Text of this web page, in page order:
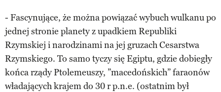
- Fascynujące, że można powiązać wybuch wulkanu po
jednej stronie planety z upadkiem Republiki
Rzymskiej i narodzinami na jej gruzach Cesarstwa
Rzymskiego. To samo tyczy się Egiptu, gdzie dobiegły
końca rządy Ptolemeuszy, ”macedońskich” faraonów
władających krajem do 30 r p.n.e. (ostatnim był